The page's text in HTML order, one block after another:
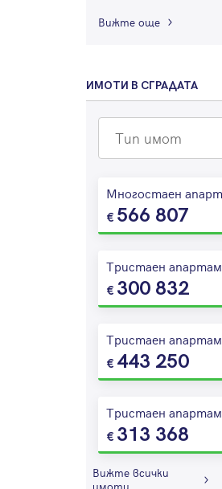
Вижте още
ИМОТИ В СГРАДАТА
Тип имот
Многостаен
566 807
Тристаен
300 832
Тристаен
443 250
Тристаен
313 368
Вижте всички